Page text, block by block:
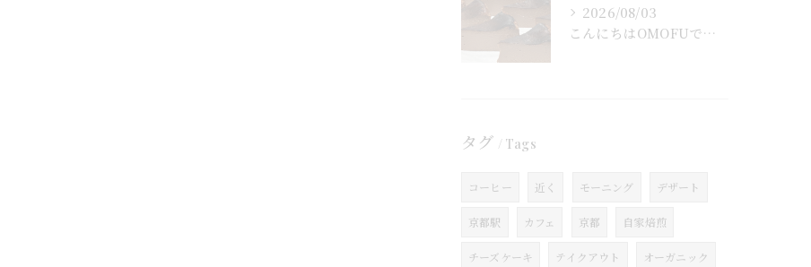
2026/08/03
こんにちはOMOFUです！
タグ Tags
コーヒー 近く モーニング デザート
京都駅 カフェ 京都 自家焙煎
チーズケーキ テイクアウト オーガニック